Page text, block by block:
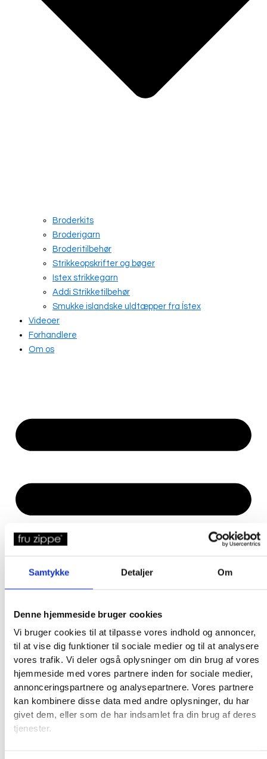
Samtykke Detaljer Om
Denne hjemmeside bruger cookies
Vi bruger cookies til at tilpasse vores indhold og annoncer,
til at vise dig funktioner til sociale medier og til at analysere
vores trafik. Vi deler også oplysninger om din brug af vores
hjemmeside med vores partnere inden for sociale medier,
annonceringspartnere og analysepartnere. Vores partnere
kan kombinere disse data med andre oplysninger, du har
givet dem, eller som de har indsamlet fra din brug af deres
tjenester.
Broderkits
Broderigarn
Broderitilbehør
Strikkeopskrifter og bøger
Istex strikkegarn
Addi Strikketilbehør
Smukke islandske uldtæpper fra Ístex
Videoer
Forhandlere
Om os